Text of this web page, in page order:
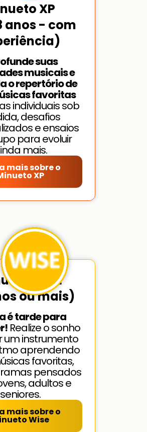
XP
anos - com
suas
musicais e
o repertório de
favoritas
individuais sob
desafios
e ensaios
para evoluir
mais.
mais sobre o
XP
WISE
ou mais)
é tarde para
Realize o sonho
um instrumento
aprendendo
favoritas,
pensados
adultos e
seniores.
mais sobre o
Wise